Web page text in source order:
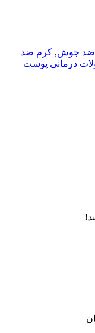
ضد جوش, کرم ضد
درمانی پوست